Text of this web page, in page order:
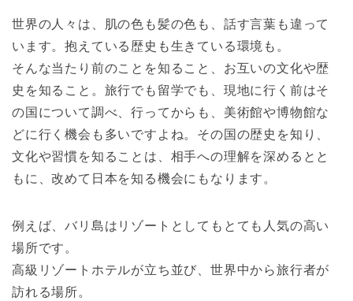
世界の人々は、肌の色も髪の色も、話す言葉も違って
います。抱えている歴史も生きている環境も。
そんな当たり前のことを知ること、お互いの文化や歴
史を知ること。旅行でも留学でも、現地に行く前はそ
の国について調べ、行ってからも、美術館や博物館な
どに行く機会も多いですよね。その国の歴史を知り、
文化や習慣を知ることは、相手への理解を深めるとと
もに、改めて日本を知る機会にもなります。
例えば、バリ島はリゾートとしてもとても人気の高い
場所です。
高級リゾートホテルが立ち並び、世界中から旅行者が
訪れる場所。